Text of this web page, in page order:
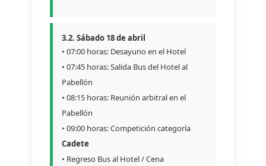
3.2. Sábado 18 de abril
• 07:00 horas: Desayuno en el Hotel
• 07:45 horas: Salida Bus del Hotel al
Pabellón
• 08:15 horas: Reunión arbitral en el
Pabellón
• 09:00 horas: Competición categoría
Cadete
• Regreso Bus al Hotel / Cena